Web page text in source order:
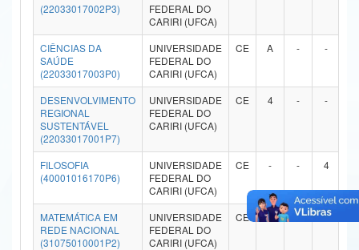
Ministério da Ciência, Tecnologia, Inovações e Comunicações
Ministério do Meio Ambiente
Ministério do Turismo
Ministério do Desenvolvimento Regional
Controladoria-Geral da União
Ministério da Mulher, da Família e dos Direitos Humanos
Secretaria-Geral
Secretaria de Governo
(22033017002P3)
FEDERAL DO
CARIRI (UFCA)
CIÊNCIAS DA
SAÚDE
(22033017003P0)
UNIVERSIDADE
FEDERAL DO
CARIRI (UFCA)
CE A - -
DESENVOLVIMENTO
REGIONAL
SUSTENTÁVEL
(22033017001P7)
UNIVERSIDADE
FEDERAL DO
CARIRI (UFCA)
CE 4 - -
FILOSOFIA
(40001016170P6)
UNIVERSIDADE
FEDERAL DO
CARIRI (UFCA)
CE - - 4
MATEMÁTICA EM
REDE NACIONAL
(31075010001P2)
UNIVERSIDADE
FEDERAL DO
CARIRI (UFCA)
CE - - 5